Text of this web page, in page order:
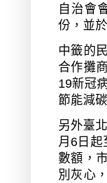
自治會
份，並
中籤的
合作攤
19新冠
節能減碳
另外臺
月 6 日起
數額，
別灰心